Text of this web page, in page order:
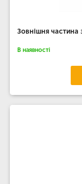
Зовнішня
В наявності